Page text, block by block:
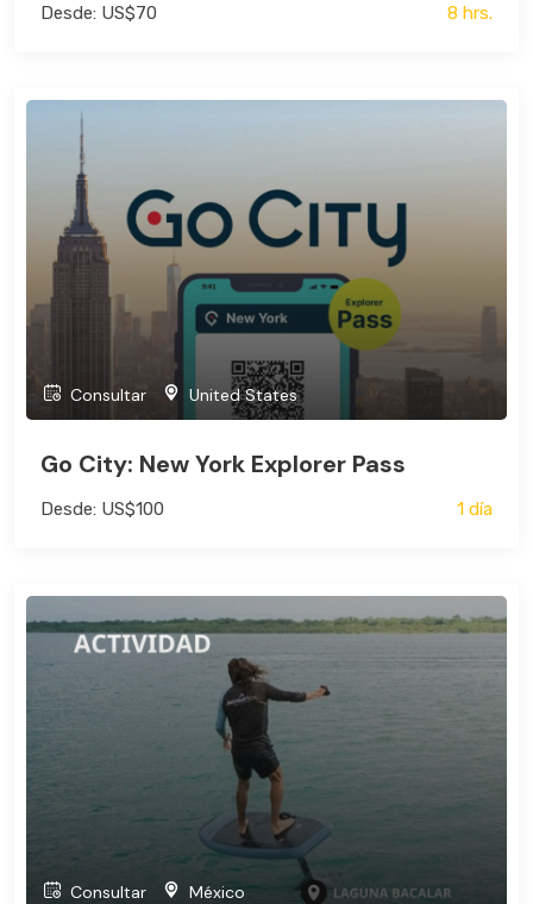
Desde: US$70 8 hrs.
Consultar United States
Go City: New York Explorer Pass
Desde: US$100 1 día
Consultar México